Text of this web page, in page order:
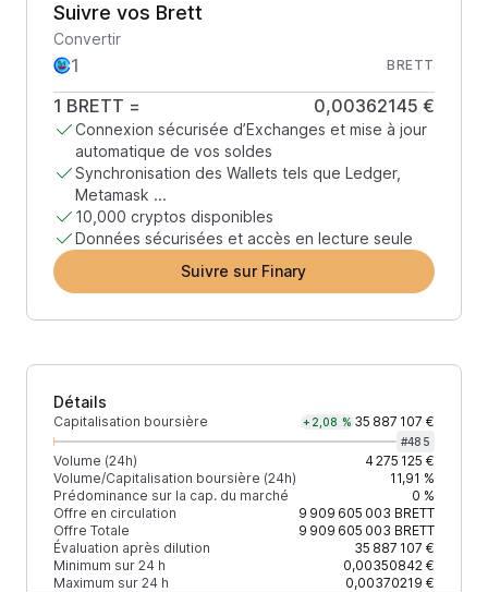
Suivre vos Brett
Convertir
BRETT
1 BRETT = 0,00362145 €
Connexion sécurisée d’Exchanges et mise à jour
automatique de vos soldes
Synchronisation des Wallets tels que Ledger,
Metamask ...
10,000 cryptos disponibles
Données sécurisées et accès en lecture seule
Suivre sur Finary
Détails
Capitalisation boursière +2,08 % 35 887 107 €
#485
Volume (24h)
4 275 125 €
Volume/Capitalisation boursière (24h)
11,91 %
Prédominance sur la cap. du marché
0 %
Offre en circulation
9 909 605 003 BRETT
Offre Totale
9 909 605 003 BRETT
Évaluation après dilution
35 887 107 €
Minimum sur 24 h
0,00350842 €
Maximum sur 24 h
0,00370219 €